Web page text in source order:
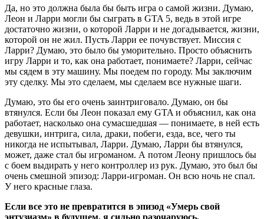
Да, но это должна была бы быть игра о самой жизни. Думаю,
Леон и Ларри могли бы сыграть в GTA 5, ведь в этой игре
достаточно жизни, о которой Ларри и не догадывается, жизни,
которой он не жил. Пусть Ларри ее почувствует. Миссия с
Ларри? Думаю, это было бы уморительно. Просто объяснить
игру Ларри и то, как она работает, понимаете? Ларри, сейчас
мы сядем в эту машину. Мы поедем по городу. Мы заключим
эту сделку. Мы это сделаем, мы сделаем все нужные шаги.
Думаю, это бы его очень заинтриговало. Думаю, он бы
втянулся. Если бы Леон показал ему GTA и объяснил, как она
работает, насколько она сумасшедшая — понимаете, в ней есть
девушки, интрига, сила, драки, побеги, езда, все, чего ты
никогда не испытывал, Ларри. Думаю, Ларри бы втянулся,
может, даже стал бы игроманом. А потом Леону пришлось бы
с боем выдирать у него контроллер из рук. Думаю, это был бы
очень смешной эпизод: Ларри-игроман. Он всю ночь не спал.
У него красные глаза.
Если все это не превратится в эпизод «Умерь свой
энтузиазм» в будущем, я сильно разочаруюсь.